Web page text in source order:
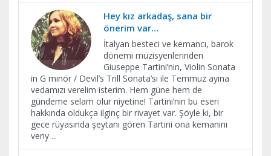
Hey kız arkadaş, sana bir
önerim var…
İtalyan besteci ve kemancı, barok
dönemi müzisyenlerinden
Giuseppe Tartini’nin, Violin Sonata
in G minör / Devil’s Trill Sonata’sı ile Temmuz ayına
vedamızı verelim isterim. Hem güne hem de
gündeme selam olur niyetine! Tartini’nin bu eseri
hakkında oldukça ilginç bir rivayet var. Şöyle ki, bir
gece rüyasında şeytanı gören Tartini ona kemanını
veriy ...